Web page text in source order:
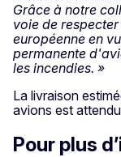
Grâce à notre
voie de
européenne en
permanente
les incendies. »
La livraison
avions est
Pour plus